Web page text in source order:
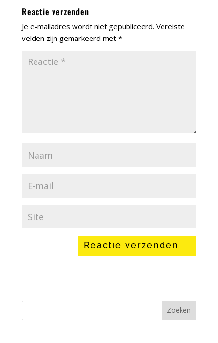
Reactie verzenden
Je e-mailadres wordt niet gepubliceerd. Vereiste
velden zijn gemarkeerd met *